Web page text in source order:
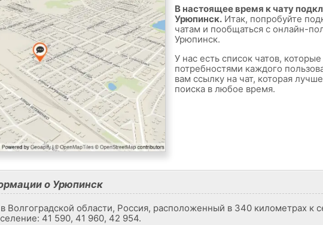
В настоящее время к чату
Урюпинск.Итак, попробуйте
чатам и пообщаться с онлайн-
Урюпинск.
У нас есть список чатов,
потребностями каждого
вам ссылку на чат, которая
поиска в любое время.
о Урюпинск
Волгоградской области, Россия, расположенный в 340 километрах к
41 590, 41 960, 42 954.